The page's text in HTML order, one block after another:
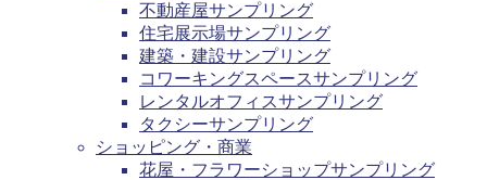
不動産屋サンプリング
住宅展示場サンプリング
建築・建設サンプリング
コワーキングスペースサンプリング
レンタルオフィスサンプリング
タクシーサンプリング
ショッピング・商業
花屋・フラワーショップサンプリング